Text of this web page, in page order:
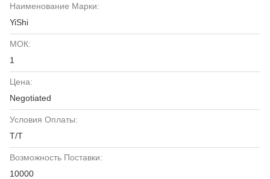
Наименование Марки:
YiShi
МОК:
1
Цена:
Negotiated
Условия Оплаты:
T/T
Возможность Поставки:
10000